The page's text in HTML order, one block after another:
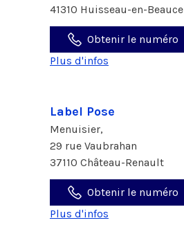
41310 Huisseau-en-Beauce
Obtenir le numéro
Plus d'infos
Label Pose
Menuisier,
29 rue Vaubrahan
37110 Château-Renault
Obtenir le numéro
Plus d'infos